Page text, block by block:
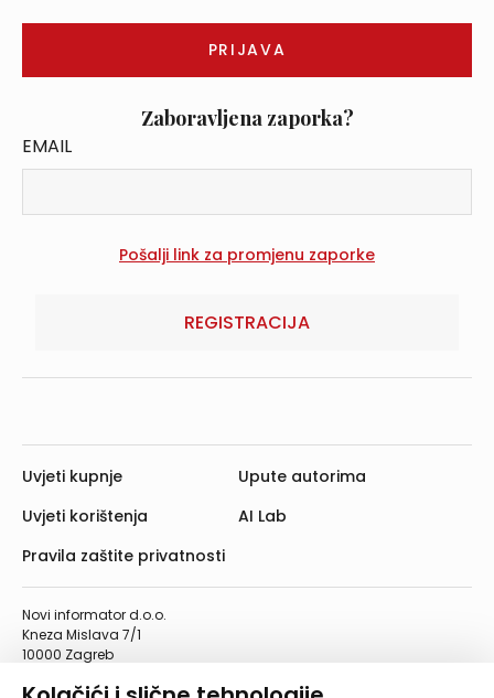
Zaboravljena zaporka?
EMAIL
REGISTRACIJA
Novi informator d.o.o.
Kneza Mislava 7/1
10000 Zagreb
Uvjeti kupnje
Uvjeti korištenja
Pravila zaštite privatnosti
Upute autorima
AI Lab